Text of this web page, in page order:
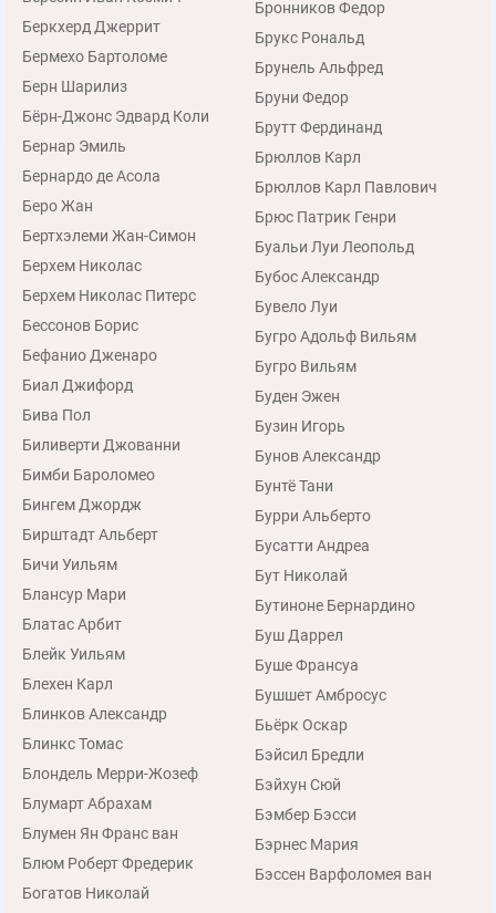
Беркхерд Джеррит
Бермехо Бартоломе
Берн Шарилиз
Бёрн-Джонс Эдвард Коли
Бернар Эмиль
Бернардо де Асола
Беро Жан
Бертхэлеми Жан-Симон
Берхем Николас
Берхем Николас Питерс
Бессонов Борис
Бефанио Дженаро
Биал Джифорд
Бива Пол
Биливерти Джованни
Бимби Бароломео
Бингем Джордж
Бирштадт Альберт
Бичи Уильям
Блансур Мари
Блатас Арбит
Блейк Уильям
Блехен Карл
Блинков Александр
Блинкс Томас
Блондель Мерри-Жозеф
Блумарт Абрахам
Блумен Ян Франс ван
Блюм Роберт Фредерик
Богатов Николай
Бронников Федор
Брукс Рональд
Брунель Альфред
Бруни Федор
Брутт Фердинанд
Брюллов Карл
Брюллов Карл Павлович
Брюс Патрик Генри
Буальи Луи Леопольд
Бубос Александр
Бувело Луи
Бугро Адольф Вильям
Бугро Вильям
Буден Эжен
Бузин Игорь
Бунов Александр
Бунтё Тани
Бурри Альберто
Бусатти Андреа
Бут Николай
Бутиноне Бернардино
Буш Даррел
Буше Франсуа
Бушшет Амбросус
Бьёрк Оскар
Бэйсил Бредли
Бэйхун Сюй
Бэмбер Бэсси
Бэрнес Мария
Бэссен Варфоломея ван